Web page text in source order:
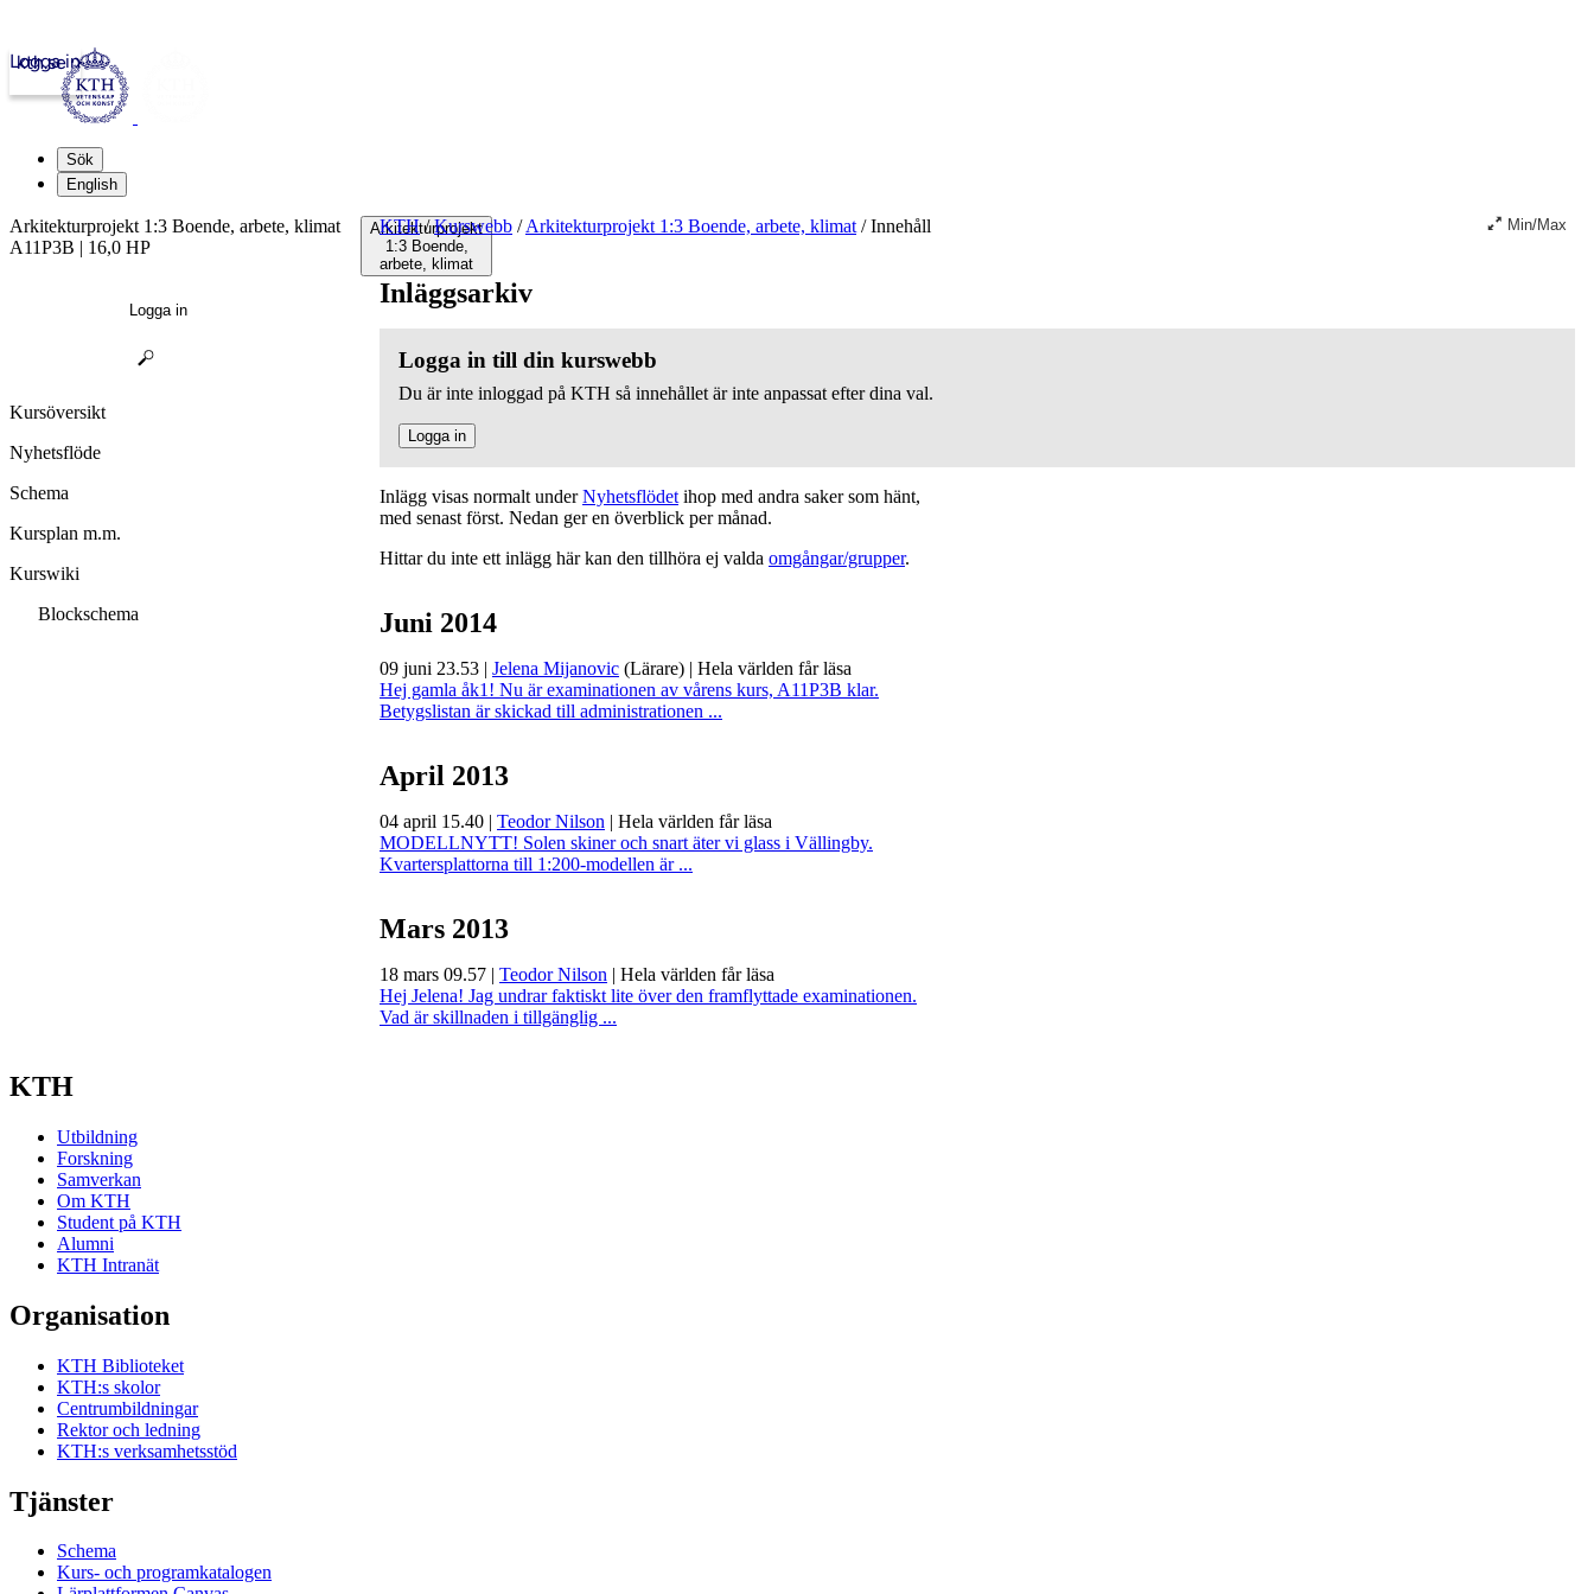
kth.se
Logga in
Sök
English
Arkitekturprojekt
1:3 Boende,
arbete, klimat
KTH / Kurswebb / Arkitekturprojekt 1:3 Boende, arbete, klimat /Innehåll Min/Max
Inläggsarkiv
Logga in till din kurswebb
Du är inte inloggad på KTH så innehållet är inte anpassat efter dina val.
Logga in
Inlägg visas normalt underNyhetsflödet ihop med andra saker som hänt,
med senast först. Nedan ger en överblick per månad.
Hittar du inte ett inlägg här kan den tillhöra ej valda omgångar/grupper.
Juni 2014
09 juni 23.53 | Jelena Mijanovic (Lärare) | Hela världen får läsa
Hej gamla åk1! Nu är examinationen av vårens kurs, A11P3B klar.
Betygslistan är skickad till administrationen ...
April 2013
04 april 15.40 | Teodor Nilson | Hela världen får läsa
MODELLNYTT! Solen skiner och snart äter vi glass i Vällingby.
Kvartersplattorna till 1:200-modellen är ...
Mars 2013
18 mars 09.57 | Teodor Nilson | Hela världen får läsa
Hej Jelena! Jag undrar faktiskt lite över den framflyttade examinationen.
Vad är skillnaden i tillgänglig ...
Arkitekturprojekt 1:3 Boende, arbete, klimat
A11P3B | 16,0 HP
Logga in
Kursöversikt
Nyhetsflöde
Schema
Kursplan m.m.
Kurswiki
Blockschema
KTH
Utbildning
Forskning
Samverkan
Om KTH
Student på KTH
Alumni
KTH Intranät
Organisation
KTH Biblioteket
KTH:s skolor
Centrumbildningar
Rektor och ledning
KTH:s verksamhetsstöd
Tjänster
Schema
Kurs- och programkatalogen